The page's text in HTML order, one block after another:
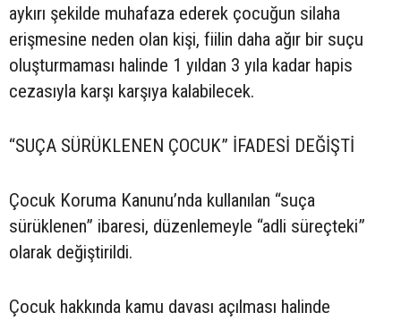
aykırı şekilde muhafaza ederek çocuğun silaha
erişmesine neden olan kişi, fiilin daha ağır bir suçu
oluşturmaması halinde 1 yıldan 3 yıla kadar hapis
cezasıyla karşı karşıya kalabilecek.
“SUÇA SÜRÜKLENEN ÇOCUK” İFADESİ DEĞİŞTİ
Çocuk Koruma Kanunu’nda kullanılan “suça
sürüklenen” ibaresi, düzenlemeyle “adli süreçteki”
olarak değiştirildi.
Çocuk hakkında kamu davası açılması halinde